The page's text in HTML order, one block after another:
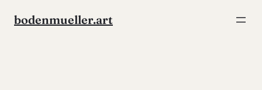
Inhaltbodenmueller.art